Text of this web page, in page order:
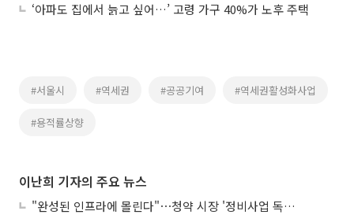
‘아파도 집에서 늙고 싶어…’ 고령 가구 40%가 노후 주택
#서울시 #역세권 #공공기여 #역세권활성화사업
#용적률상향
이난희 기자의 주요 뉴스
"완성된 인프라에 몰린다"⋯청약 시장 '정비사업 독주' 42배 격차